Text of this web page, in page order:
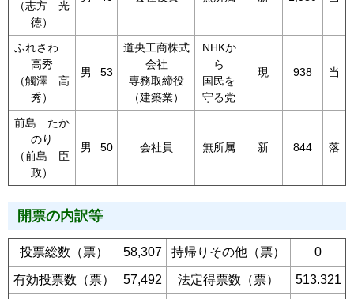
（志方 光
徳）
ふれさわ
高秀
（觸澤 高
秀）
男 53
道央工商株式
会社
専務取締役
（建築業）
NHKか
ら
国民を
守る党
現 938 当
前島 たか
のり
（前島 臣
政）
男 50 会社員 無所属 新 844 落
開票の内訳等
投票総数（票） 58,307 持帰りその他（票） 0
有効投票数（票） 57,492 法定得票数（票） 513.321